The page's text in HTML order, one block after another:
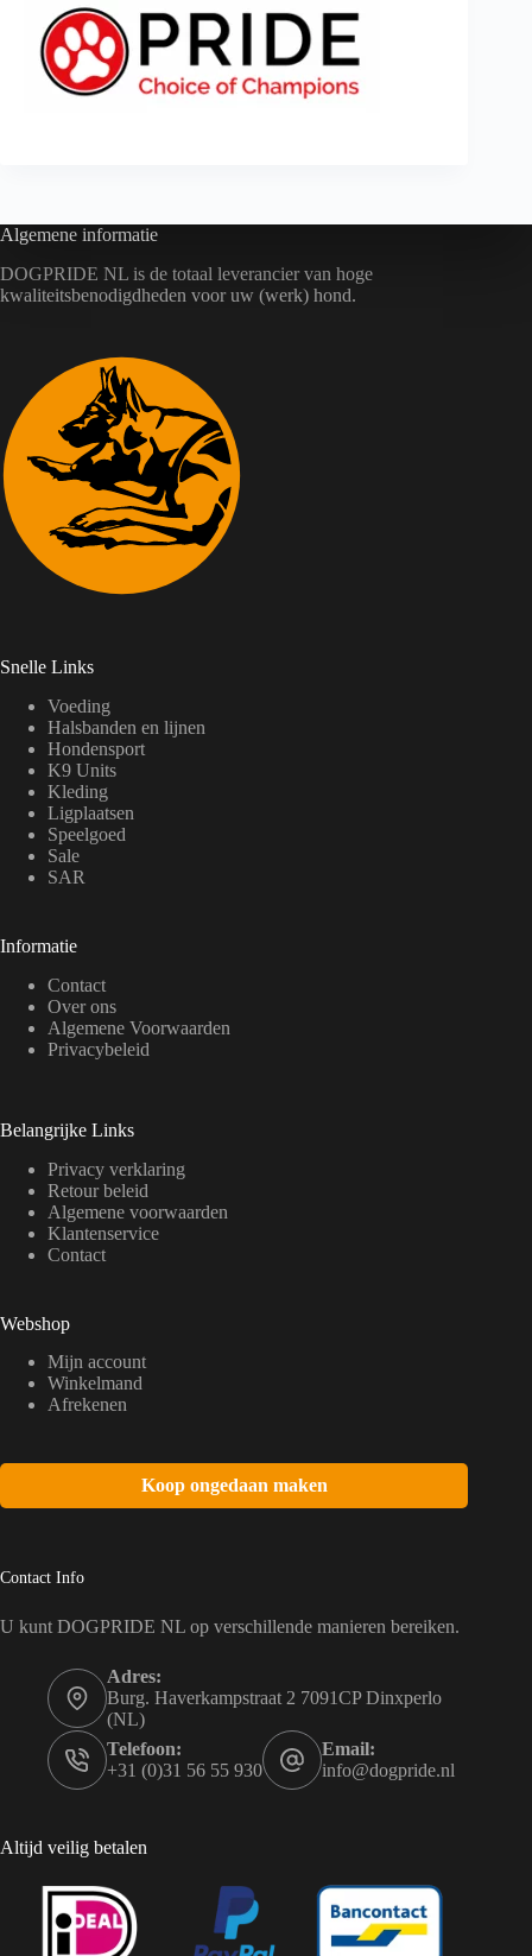
Algemene informatie
DOGPRIDE NL is de totaal leverancier van hoge
kwaliteitsbenodigdheden voor uw (werk) hond.
Snelle Links
Voeding
Halsbanden en lijnen
Hondensport
K9 Units
Kleding
Ligplaatsen
Speelgoed
Sale
SAR
Informatie
Contact
Over ons
Algemene Voorwaarden
Privacybeleid
Belangrijke Links
Privacy verklaring
Retour beleid
Algemene voorwaarden
Klantenservice
Contact
Webshop
Mijn account
Winkelmand
Afrekenen
Koop ongedaan maken
Contact Info
U kunt DOGPRIDE NL op verschillende manieren bereiken.
Adres:
Burg. Haverkampstraat 2 7091CP Dinxperlo
(NL)
Telefoon:
+31 (0)31 56 55 930
Email:
info@dogpride.nl
Altijd veilig betalen